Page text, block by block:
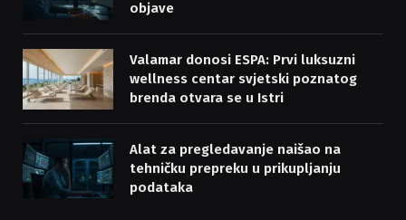
objave
Valamar donosi ESPA: Prvi luksuzni
wellness centar svjetski poznatog
brenda otvara se u Istri
Alat za pregledavanje naišao na
tehničku prepreku u prikupljanju
podataka